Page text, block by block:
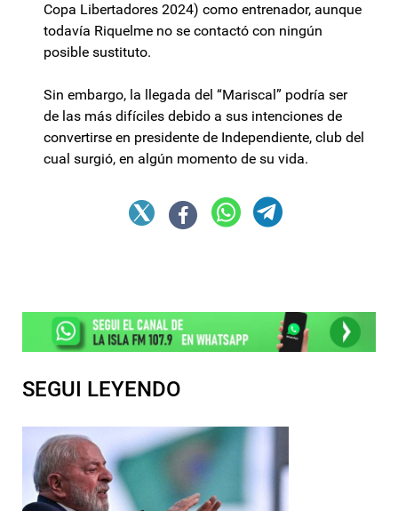
Copa Libertadores 2024) como entrenador, aunque
todavía Riquelme no se contactó con ningún
posible sustituto.
Sin embargo, la llegada del “Mariscal” podría ser
de las más difíciles debido a sus intenciones de
convertirse en presidente de Independiente, club del
cual surgió, en algún momento de su vida.
SEGUI LEYENDO